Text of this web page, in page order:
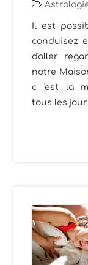
Il est
conduisez
d'aller
notre
c 'est la
tous les